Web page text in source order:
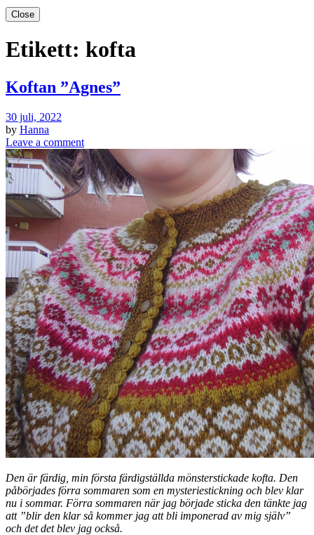
Close
Etikett: kofta
Koftan ”Agnes”
30 juli, 2022
by Hanna
Leave a comment
Den är färdig, min första färdigställda mönsterstickade kofta. Den
påbörjades förra sommaren som en mysteriestickning och blev klar
nu i sommar. Förra sommaren när jag började sticka den tänkte jag
att ”blir den klar så kommer jag att bli imponerad av mig själv”
och det det blev jag också.